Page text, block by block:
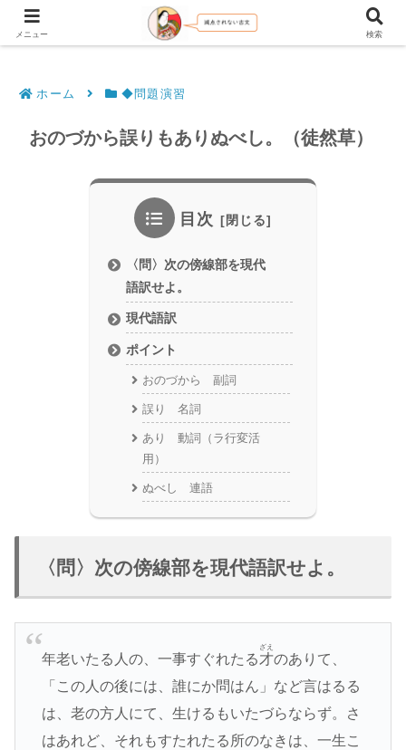
文法解説・逐語訳（現代語訳・口語訳）
ホーム ◆問題演習
おのづから誤りもありぬべし。（徒然草）
目次
〈問〉次の傍線部を現代
語訳せよ。
現代語訳
ポイント
おのづから 副詞
誤り 名詞
あり 動詞（ラ行変活
用）
ぬべし 連語
〈問〉次の傍線部を現代語訳せよ。
年老いたる人の、一事すぐれたる才
ざえ
のありて、
「この人の後には、誰にか問はん」など言はるる
は、老の方人にて、生けるもいたづらならず。さ
はあれど、それもすたれたる所のなきは、一生こ
メニュー 検索